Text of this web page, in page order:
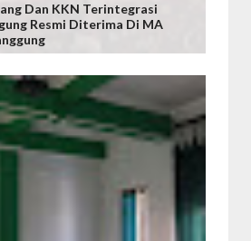
Dan KKN Terintegrasi
Resmi Diterima Di MA